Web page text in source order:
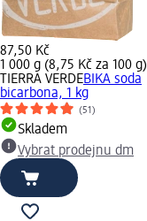
87,50 Kč
1 000 g (8,75 Kč za 100 g)
TIERRA VERDEBIKA soda
bicarbona, 1 kg
(51)
Skladem
Vybrat prodejnu dm